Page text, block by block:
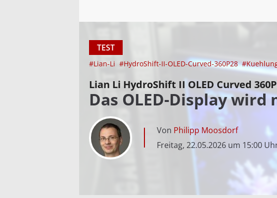
TEST
#Lian-Li #HydroShift-II-OLED-Curved-360P28
Lian Li HydroShift II OLED Curved
Das OLED-Display
Von Philipp Moosdorf
Freitag, 22.05.2026 um 15:00